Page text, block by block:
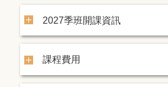
2027季班開課資訊
課程費用